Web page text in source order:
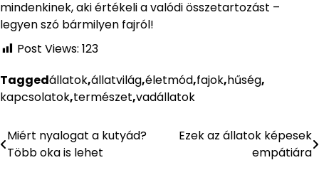
mindenkinek, aki értékeli a valódi összetartozást –
legyen szó bármilyen fajról!
Post Views: 123
Taggedállatok,állatvilág,életmód,fajok,hűség,
kapcsolatok,természet,vadállatok
Bejegyzés
Miért nyalogat a kutyád?
Több oka is lehet
Ezek az állatok képesek
empátiára